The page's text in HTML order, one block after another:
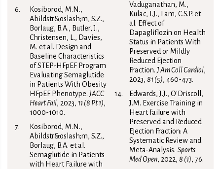
Kosiborod, M.N.,
Abildstr&‌oslash;m, S.Z.,
Borlaug, B.A., Butler, J.,
Christensen, L., Davies,
M. et al. Design and
Baseline Characteristics
of STEP-HFpEF Program
Evaluating Semaglutide
in Patients With Obesity
HFpEF Phenotype. JACC
Heart Fail, 2023, 11 (8 Pt 1),
1000-1010.
Kosiborod, M.N.,
Abildstr&‌oslash;m, S.Z.,
Borlaug, B.A. et al.
Semaglutide in Patients
with Heart Failure with
Vaduganathan, M.,
Kulac, I.J., Lam, C.S.P. et
al. Effect of
Dapagliflozin on Health
Status in Patients With
Preserved or Mildly
Reduced Ejection
Fraction. J Am Coll Cardiol,
2023, 81 (5), 460-473.
Edwards, J.J., O'Driscoll,
J.M. Exercise Training in
Heart failure with
Preserved and Reduced
Ejection Fraction: A
Systematic Review and
Meta-Analysis. Sports
Med Open, 2022, 8 (1), 76.